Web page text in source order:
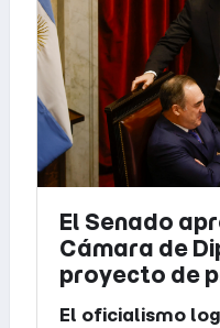
El Senado
Cámara de
proyecto de
El oficialismo